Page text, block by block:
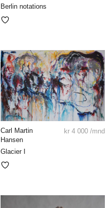
Berlin notations
Carl Martin
Hansen
Glacier I
kr 4 000 /mnd